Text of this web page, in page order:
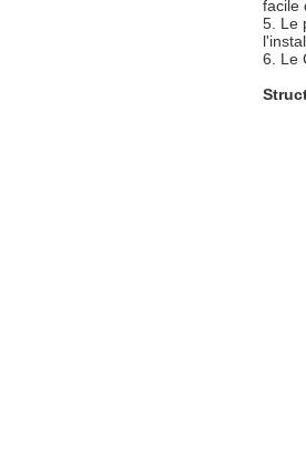
facile
5. Le
6. Le